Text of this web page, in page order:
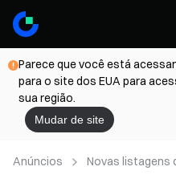
Parece que você está
para o site dos EUA para
sua região.
Mudar de site
Anúncios Novas listagens